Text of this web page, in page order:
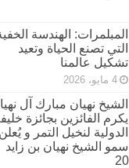
المبلمرات: الهندسة
التي تصنع الحياة وتعيد
تشكيل عالمنا
4 مايو، 2026
الشيخ نهيان مبارك آل
يكرم الفائزين بجائزة
الدولية لنخيل التمر و يُعلن
سمو الشيخ نهيان بن زايد